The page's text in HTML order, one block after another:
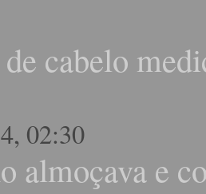
cabelo
02:30
almoçava e